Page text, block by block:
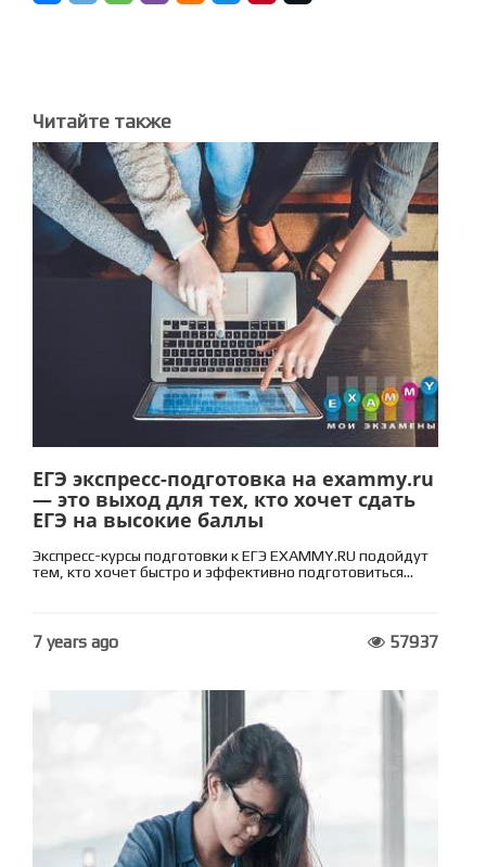
Читайте также
ЕГЭ экспресс-подготовка на exammy.ru
— это выход для тех, кто хочет сдать
ЕГЭ на высокие баллы
Экспресс-курсы подготовки к ЕГЭ EXAMMY.RU подойдут
тем, кто хочет быстро и эффективно подготовиться...
7 years ago 57937